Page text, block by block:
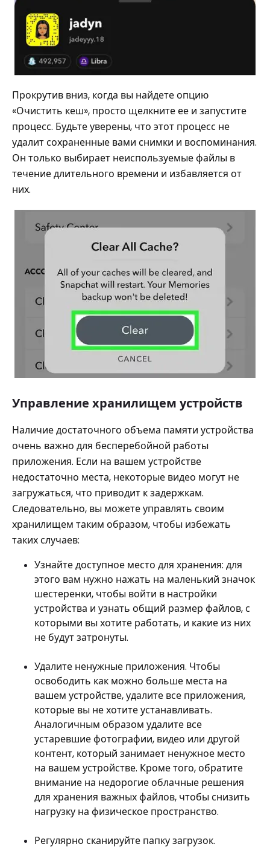
Прокрутив вниз, когда вы найдете опцию
«Очистить кеш», просто щелкните ее и запустите
процесс. Будьте уверены, что этот процесс не
удалит сохраненные вами снимки и воспоминания.
Он только выбирает неиспользуемые файлы в
течение длительного времени и избавляется от
них.
Управление хранилищем устройств
Наличие достаточного объема памяти устройства
очень важно для бесперебойной работы
приложения. Если на вашем устройстве
недостаточно места, некоторые видео могут не
загружаться, что приводит к задержкам.
Следовательно, вы можете управлять своим
хранилищем таким образом, чтобы избежать
таких случаев:
Узнайте доступное место для хранения: для
этого вам нужно нажать на маленький значок
шестеренки, чтобы войти в настройки
устройства и узнать общий размер файлов, с
которыми вы хотите работать, и какие из них
не будут затронуты.
Удалите ненужные приложения. Чтобы
освободить как можно больше места на
вашем устройстве, удалите все приложения,
которые вы не хотите устанавливать.
Аналогичным образом удалите все
устаревшие фотографии, видео или другой
контент, который занимает ненужное место
на вашем устройстве. Кроме того, обратите
внимание на недорогие облачные решения
для хранения важных файлов, чтобы снизить
нагрузку на физическое пространство.
Регулярно сканируйте папку загрузок.